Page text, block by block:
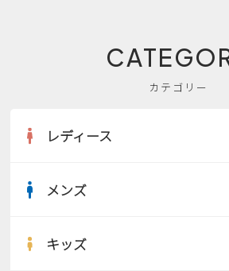
カテゴリー
レディース
サンダル
メンズ
キッズ